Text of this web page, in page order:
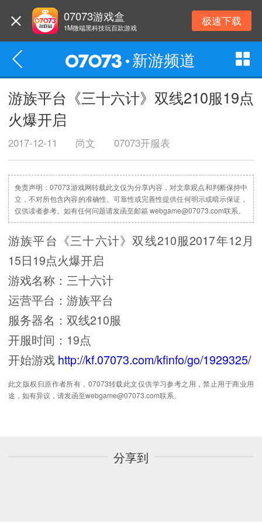
07073游戏盒
1M微端黑科技玩百款游戏 极速下载
新游频道
游族平台《三十六计》双线210服19点
火爆开启
2017-12-11 尚文 07073开服表
免责声明：07073游戏网转载此文仅为分享内容，对文章观点和判断保持中
立，不对所包含内容的准确性、可靠性或完善性提供任何明示或暗示保证，
仅供读者参考。如有任何问题请发函至邮箱 webgame@07073.com联系。
游族平台《三十六计》双线210服2017年12月
15日19点火爆开启
游戏名称：三十六计
运营平台：游族平台
服务器名：双线210服
开服时间：19点
开始游戏 http://kf.07073.com/kfinfo/go/1929325/
此文版权归原作者所有，07073转载此文仅供学习参考之用，禁止用于商业用
途，如有异议，请发函至webgame@07073.com联系。
分享到